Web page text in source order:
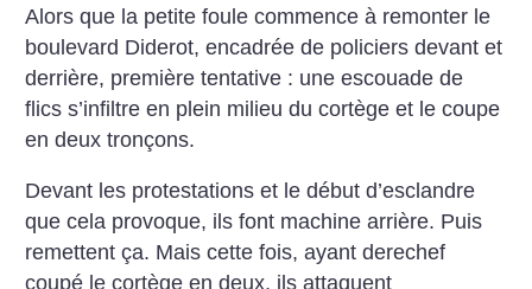
Alors que la petite foule commence à remonter le
boulevard Diderot, encadrée de policiers devant et
derrière, première tentative : une escouade de
flics s’infiltre en plein milieu du cortège et le coupe
en deux tronçons.
Devant les protestations et le début d’esclandre
que cela provoque, ils font machine arrière. Puis
remettent ça. Mais cette fois, ayant derechef
coupé le cortège en deux, ils attaquent